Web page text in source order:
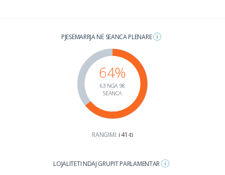
PJESËMARRJA NË SEANCA PLENARE
64%
63 NGA 98
SEANCA
RANGIMI: i 41-ti
LOJALITETI NDAJ GRUPIT PARLAMENTAR